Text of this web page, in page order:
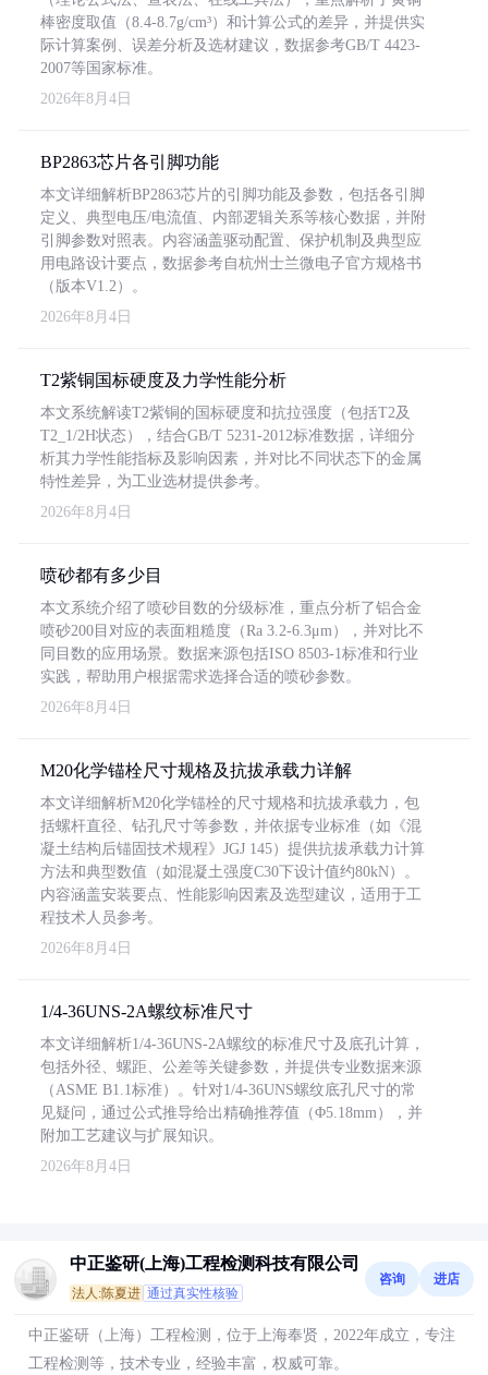
棒密度取值（8.4-8.7g/cm³）和计算公式的差异，并提供实
际计算案例、误差分析及选材建议，数据参考GB/T 4423-
2007等国家标准。
2026年8月4日
BP2863芯片各引脚功能
本文详细解析BP2863芯片的引脚功能及参数，包括各引脚
定义、典型电压/电流值、内部逻辑关系等核心数据，并附
引脚参数对照表。内容涵盖驱动配置、保护机制及典型应
用电路设计要点，数据参考自杭州士兰微电子官方规格书
（版本V1.2）。
2026年8月4日
T2紫铜国标硬度及力学性能分析
本文系统解读T2紫铜的国标硬度和抗拉强度（包括T2及
T2_1/2H状态），结合GB/T 5231-2012标准数据，详细分
析其力学性能指标及影响因素，并对比不同状态下的金属
特性差异，为工业选材提供参考。
2026年8月4日
喷砂都有多少目
本文系统介绍了喷砂目数的分级标准，重点分析了铝合金
喷砂200目对应的表面粗糙度（Ra 3.2-6.3μm），并对比不
同目数的应用场景。数据来源包括ISO 8503-1标准和行业
实践，帮助用户根据需求选择合适的喷砂参数。
2026年8月4日
M20化学锚栓尺寸规格及抗拔承载力详解
本文详细解析M20化学锚栓的尺寸规格和抗拔承载力，包
括螺杆直径、钻孔尺寸等参数，并依据专业标准（如《混
凝土结构后锚固技术规程》JGJ 145）提供抗拔承载力计算
方法和典型数值（如混凝土强度C30下设计值约80kN）。
内容涵盖安装要点、性能影响因素及选型建议，适用于工
程技术人员参考。
2026年8月4日
1/4-36UNS-2A螺纹标准尺寸
本文详细解析1/4-36UNS-2A螺纹的标准尺寸及底孔计算，
包括外径、螺距、公差等关键参数，并提供专业数据来源
（ASME B1.1标准）。针对1/4-36UNS螺纹底孔尺寸的常
见疑问，通过公式推导给出精确推荐值（Φ5.18mm），并
附加工艺建议与扩展知识。
2026年8月4日
中正鉴研(上海)工程检测科技有限公司
法人:陈夏进 通过真实性核验
咨询 进店
中正鉴研（上海）工程检测，位于上海奉贤，2022年成立，专注
工程检测等，技术专业，经验丰富，权威可靠。